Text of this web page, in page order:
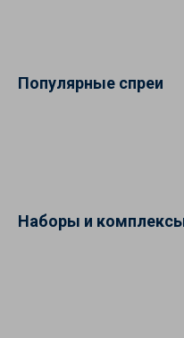
Популярные спреи
Наборы и